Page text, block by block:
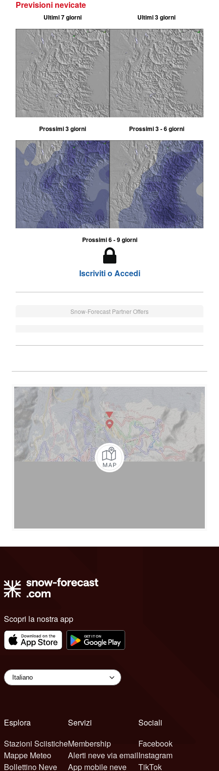
Previsioni nevicate
Ultimi 7 giorni Ultimi 3 giorni
Prossimi 3 giorni Prossimi 3 - 6 giorni
Prossimi 6 - 9 giorni
Iscriviti o Accedi
Snow-Forecast Partner Offers
Scopri la nostra app
Esplora
Stazioni Sciistiche
Mappe Meteo
Bollettino Neve
Servizi
Membership
Alerti neve via email
App mobile neve
Sociali
Facebook
Instagram
TikTok